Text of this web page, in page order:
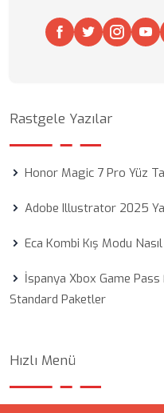
Rastgele Yazılar
Honor Magic 7 Pro Yüz
Adobe Illustrator 2025
Eca Kombi Kış Modu
İspanya Xbox Game
Standard Paketler
Hızlı Menü